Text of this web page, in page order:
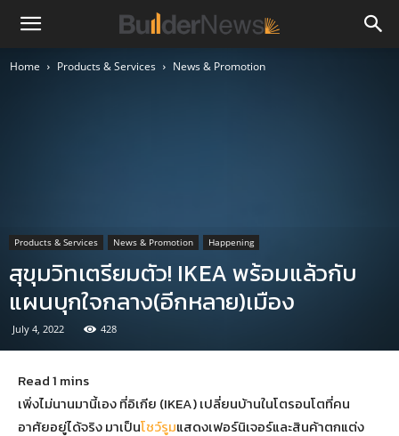
Home Products & Services News & Promotion
Products & Services News & Promotion Happening
สุขุมวิทเตรียมตัว! IKEA พร้อมแล้วกับ
แผนบุกใจกลาง(อีกหลาย)เมือง
July 4, 2022 428
เพิ่งไม่นานมานี้เอง ที่อิเกีย (IKEA) เปลี่ยนบ้านในโตรอนโตที่คน
อาศัยอยู่ได้จริง มาเป็นโชว์รูมแสดงเฟอร์นิเจอร์และสินค้าตกแต่ง